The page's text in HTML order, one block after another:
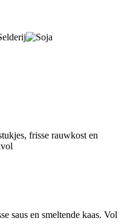
frisse rauwkost en
saus en smeltende kaas. Vol